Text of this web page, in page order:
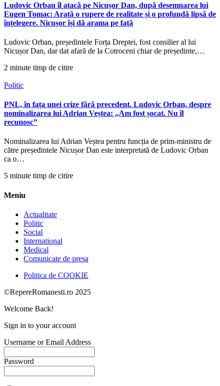
Ludovic Orban îl atacă pe Nicușor Dan, după desemnarea lui
Eugen Tomac: Arată o rupere de realitate și o profundă lipsă de
înțelegere. Nicușor își dă arama pe față
Ludovic Orban, președintele Forța Dreptei, fost consilier al lui
Nicușor Dan, dar dat afară de la Cotroceni chiar de președinte,…
2 minute timp de citire
Politic
PNL, în fața unei crize fără precedent. Ludovic Orban, despre
nominalizarea lui Adrian Veștea: „Am fost șocat. Nu îl
recunosc”
Nominalizarea lui Adrian Veștea pentru funcția de prim-ministru de
către președintele Nicușor Dan este interpretată de Ludovic Orban
ca o…
5 minute timp de citire
Meniu
Actualitate
Politic
Social
International
Medical
Comunicate de presa
Politica de COOKIE
©RepereRomanesti.ro 2025
Welcome Back!
Sign in to your account
Username or Email Address
Password